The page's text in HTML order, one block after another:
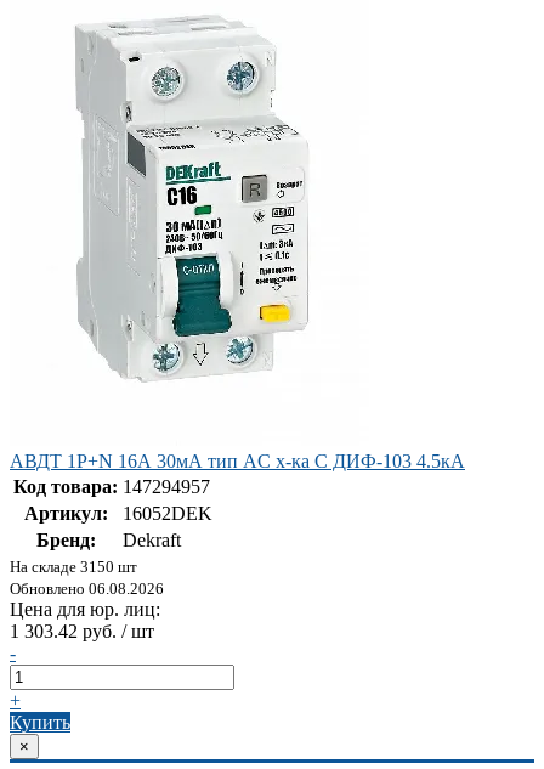
АВДТ 1Р+N 16А 30мА тип AC х-ка C ДИФ-103 4.5кА
Код товара: 147294957
Артикул:
16052DEK
Бренд:
Dekraft
На складе 3150 шт
Обновлено 06.08.2026
Цена для юр. лиц:
1 303.42 руб. / шт
-
+
Купить
×